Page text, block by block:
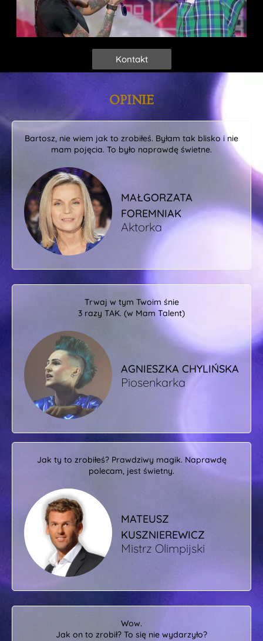
Kontakt
OPINIE
Bartosz, nie wiem jak to zrobiłeś. Byłam tak blisko i nie
mam pojęcia. To było naprawdę świetne.
MAŁGORZATA
FOREMNIAK
Aktorka
Trwaj w tym Twoim śnie
3 razy TAK. (w Mam Talent)
AGNIESZKA CHYLIŃSKA
Piosenkarka
Jak ty to zrobiłeś? Prawdziwy magik. Naprawdę
polecam, jest świetny.
MATEUSZ
KUSZNIEREWICZ
Mistrz Olimpijski
Wow.
Jak on to zrobił? To się nie wydarzyło?